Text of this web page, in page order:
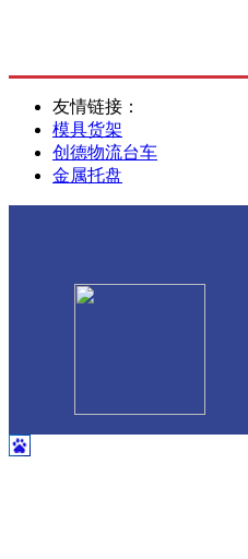
友情链接：
模具货架
创德物流台车
金属托盘